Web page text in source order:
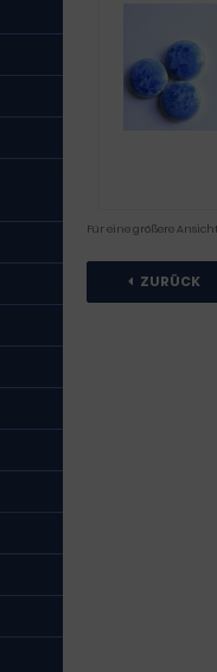
Für eine größere
ZURÜCK